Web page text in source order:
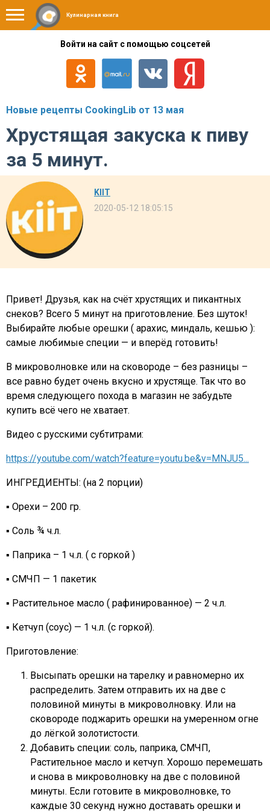
Кулинарная книга
Войти на сайт с помощью соцсетей
Новые рецепты CookingLib от 13 мая
Хрустящая закуска к пиву
за 5 минут.
KIIT
2020-05-12 18:05:15
Привет! Друзья, как на счёт хрустящих и пикантных
снеков? Всего 5 минут на приготовление. Без шуток!
Выбирайте любые орешки ( арахис, миндаль, кешью ):
самые любимые специи — и вперёд готовить!
В микроволновке или на сковороде – без разницы –
все равно будет очень вкусно и хрустяще. Так что во
время следующего похода в магазин не забудьте
купить всё чего не хватает.
Видео с русскими субтитрами:
https://youtube.com/watch?feature=youtu.be&v=MNJU5...
ИНГРЕДИЕНТЫ: (на 2 порции)
▪️ Орехи – 200 гр.
▪ Соль ¾ ч.л.
▪ Паприка – 1 ч.л. ( с горкой )
▪ СМЧП — 1 пакетик
▪ Растительное масло ( рафинированное) — 2 ч.л.
▪ Кетчуп (соус) — 1 ч.л. (с горкой).
Приготовление:
Высыпать орешки на тарелку и равномерно их
распределить. Затем отправить их на две с
половиной минуты в микроволновку. Или на
сковороде поджарить орешки на умеренном огне
до лёгкой золотистости.
Добавить специи: соль, паприка, СМЧП,
Растительное масло и кетчуп. Хорошо перемешать
и снова в микроволновку на две с половиной
минуты. Если готовите в микроволновке, то
каждые 30 секунд нужно доставать орешки и